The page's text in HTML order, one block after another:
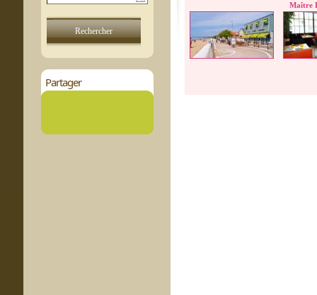
Partager
Maître